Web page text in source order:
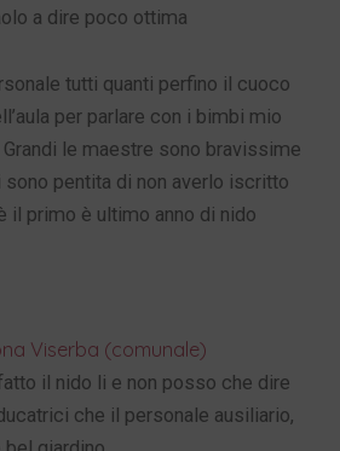
a dire poco ottima
tutti quanti perfino il cuoco
per parlare con i bimbi mio
le maestre sono bravissime
sono pentita di non averlo iscritto
il primo è ultimo anno di nido
Viserba (comunale)
il nido li e non posso che dire
che il personale ausiliario,